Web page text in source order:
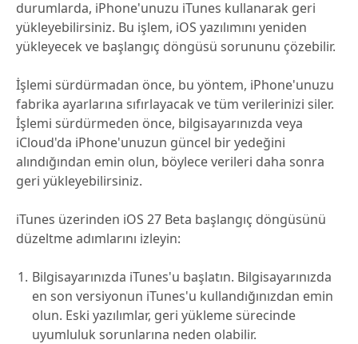
durumlarda, iPhone'unuzu iTunes kullanarak geri
yükleyebilirsiniz. Bu işlem, iOS yazılımını yeniden
yükleyecek ve başlangıç döngüsü sorununu çözebilir.
İşlemi sürdürmadan önce, bu yöntem, iPhone'unuzu
fabrika ayarlarına sıfırlayacak ve tüm verilerinizi siler.
İşlemi sürdürmeden önce, bilgisayarınızda veya
iCloud'da iPhone'unuzun güncel bir yedeğini
alındığından emin olun, böylece verileri daha sonra
geri yükleyebilirsiniz.
iTunes üzerinden iOS 27 Beta başlangıç döngüsünü
düzeltme adımlarını izleyin:
Bilgisayarınızda iTunes'u başlatın. Bilgisayarınızda
en son versiyonun iTunes'u kullandığınızdan emin
olun. Eski yazılımlar, geri yükleme sürecinde
uyumluluk sorunlarına neden olabilir.